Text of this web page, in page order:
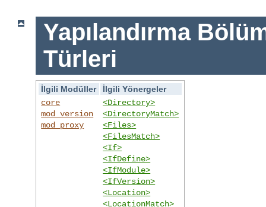
Yapılandırma
Türleri
İlgili Modüller
İlgili Yönergeler
core
mod_version
mod_proxy
<Directory>
<DirectoryMatch>
<Files>
<FilesMatch>
<If>
<IfDefine>
<IfModule>
<IfVersion>
<Location>
<LocationMatch>